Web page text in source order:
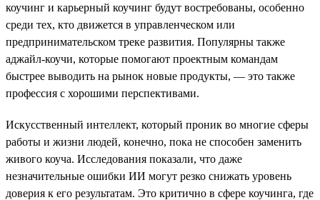
коучинг и карьерный коучинг будут востребованы, особенно
среди тех, кто движется в управленческом или
предпринимательском треке развития. Популярны также
аджайл-коучи, которые помогают проектным командам
быстрее выводить на рынок новые продукты, — это также
профессия с хорошими перспективами.
Искусственный интеллект, который проник во многие сферы
работы и жизни людей, конечно, пока не способен заменить
живого коуча. Исследования показали, что даже
незначительные ошибки ИИ могут резко снижать уровень
доверия к его результатам. Это критично в сфере коучинга, где